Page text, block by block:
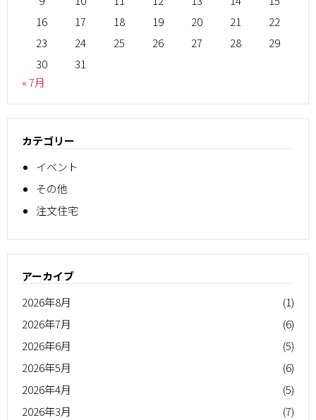
16
17 18 19 20 21
22
23
24 25 26 27 28
29
30
31
« 7月
カテゴリー
イベント
その他
注文住宅
アーカイブ
2026年8月
(1)
2026年7月
(6)
2026年6月
(5)
2026年5月
(6)
2026年4月
(5)
2026年3月
(7)